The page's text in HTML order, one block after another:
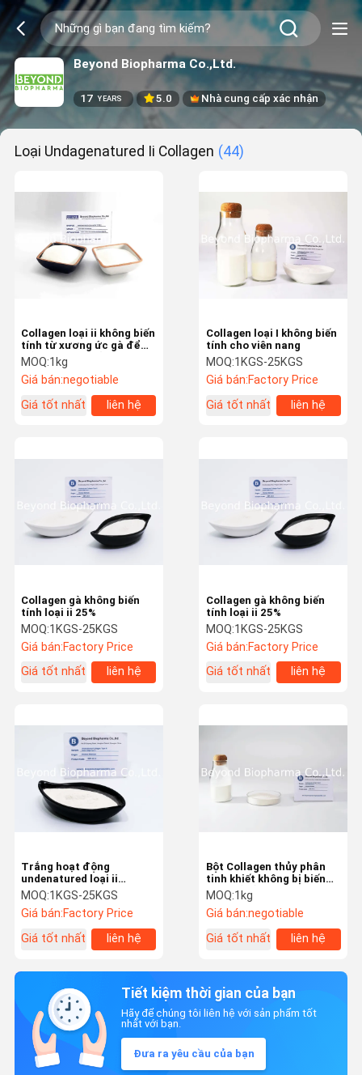
Beyond Biopharma Co.,Ltd.
17 YEARS 5.0 Nhà cung cấp xác nhận
Loại Undagenatured Ii Collagen (44)
Collagen loại ii không biến
tính từ xương ức gà để
bổ sung sức khỏe khớp
MOQ:1kg
Giá bán:negotiable
Giá tốt nhất
liên hệ
Collagen loại I không biến
tính cho viên nang
MOQ:1KGS-25KGS
Giá bán:Factory Price
Giá tốt nhất
liên hệ
Collagen gà không biến
tính loại ii 25%
MOQ:1KGS-25KGS
Giá bán:Factory Price
Giá tốt nhất
liên hệ
Collagen gà không biến
tính loại ii 25%
MOQ:1KGS-25KGS
Giá bán:Factory Price
Giá tốt nhất
liên hệ
Trắng hoạt động
undenatured loại ii
Collagen từ xương ức
xương ức gà
MOQ:1KGS-25KGS
Giá bán:Factory Price
Giá tốt nhất
liên hệ
Bột Collagen thủy phân
tinh khiết không bị biến
tính để sản xuất viên
nang
MOQ:1kg
Giá bán:negotiable
Giá tốt nhất
liên hệ
Tiết kiệm thời gian của bạn
Hãy để chúng tôi liên hệ với sản phẩm tốt
nhất với bạn.
Đưa ra yêu cầu của bạn